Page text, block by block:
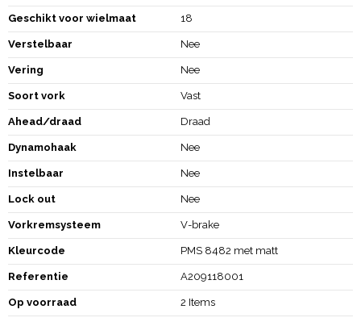
Geschikt voor wielmaat 18
Verstelbaar Nee
Vering Nee
Soort vork Vast
Ahead/draad Draad
Dynamohaak Nee
Instelbaar Nee
Lock out Nee
Vorkremsysteem V-brake
Kleurcode PMS 8482 met matt
Referentie A209118001
Op voorraad 2 Items